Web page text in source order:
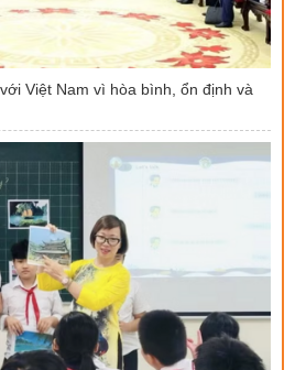
Việt Nam vì hòa bình, ổn định và